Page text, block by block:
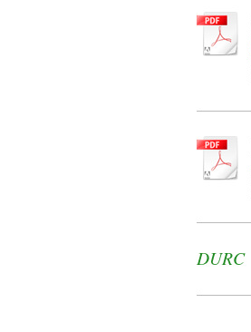
DURC